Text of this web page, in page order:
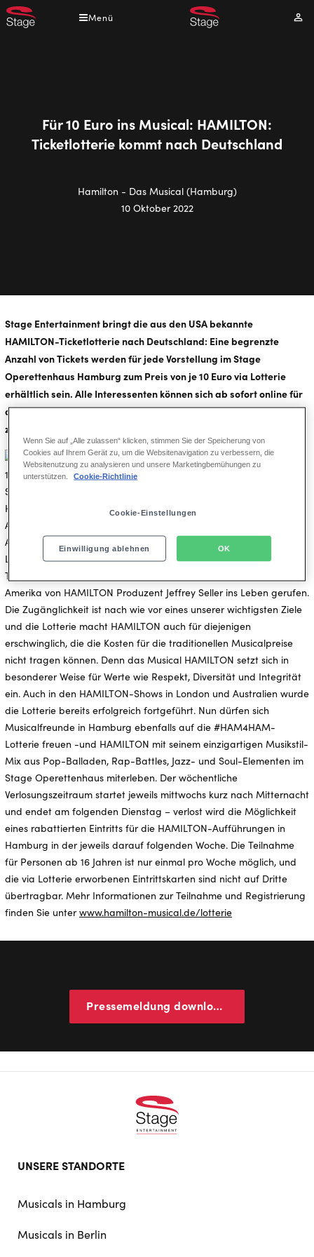
Direkt
zum
Menü
Für 10 Euro ins Musical: HAMILTON:
Ticketlotterie kommt nach Deutschland
Hamilton - Das Musical (Hamburg)
10 Oktober 2022
Stage Entertainment bringt die aus den USA bekannte
HAMILTON-Ticketlotterie nach Deutschland: Eine begrenzte
Anzahl von Tickets werden für jede Vorstellung im Stage
Operettenhaus Hamburg zum Preis von je 10 Euro via Lotterie
erhältlich sein. Alle Interessenten können sich ab sofort online für
die Lotterie registrieren, um eines der begehrten 10-Euro-Tickets
zu erwerben.
HAMILTON erzählt die außergewöhnliche Aufstiegsgeschichte von
Alexander Hamilton, einem der Gründerväter der USA, dessen
Abbild in Würdigung seiner Leistung als erster Finanzminister des
Landes noch heute auf dem 10-Dollar-Schein zu finden ist. Die
Ticket-Lotterie für 10-Dollar-Tickets wurde ursprünglich 2015 in
Amerika von HAMILTON Produzent Jeffrey Seller ins Leben gerufen.
Die Zugänglichkeit ist nach wie vor eines unserer wichtigsten Ziele
und die Lotterie macht HAMILTON auch für diejenigen
erschwinglich, die die Kosten für die traditionellen Musicalpreise
nicht tragen können. Denn das Musical HAMILTON setzt sich in
besonderer Weise für Werte wie Respekt, Diversität und Integrität
ein. Auch in den HAMILTON-Shows in London und Australien wurde
die Lotterie bereits erfolgreich fortgeführt. Nun dürfen sich
Musicalfreunde in Hamburg ebenfalls auf die #HAM4HAM-
Lotterie freuen -und HAMILTON mit seinem einzigartigen Musikstil-
Mix aus Pop-Balladen, Rap-Battles, Jazz- und Soul-Elementen im
Stage Operettenhaus miterleben. Der wöchentliche
Verlosungszeitraum startet jeweils mittwochs kurz nach Mitternacht
und endet am folgenden Dienstag – verlost wird die Möglichkeit
eines rabattierten Eintritts für die HAMILTON-Aufführungen in
Hamburg in der jeweils darauf folgenden Woche. Die Teilnahme
für Personen ab 16 Jahren ist nur einmal pro Woche möglich, und
die via Lotterie erworbenen Eintrittskarten sind nicht auf Dritte
übertragbar. Mehr Informationen zur Teilnahme und Registrierung
finden Sie unterwww.hamilton-musical.de/lotterie
Pressemeldung downloaden
UNSERE STANDORTE
Musicals in Hamburg
Musicals in Berlin
Wenn Sie auf „Alle zulassen“ klicken, stimmen Sie der Speicherung von
Cookies auf Ihrem Gerät zu, um die Websitenavigation zu verbessern, die
Websitenutzung zu analysieren und unsere Marketingbemühungen zu
unterstützen.
Cookie-Richtlinie
Cookie-Einstellungen
Einwilligung ablehnen OK